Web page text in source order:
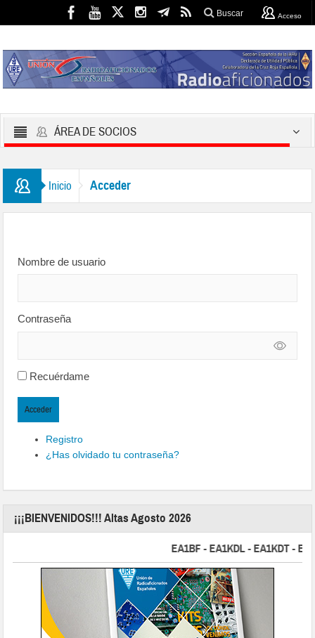
Buscar Acceso
ÁREA DE SOCIOS
Inicio Acceder
Nombre de usuario
Contraseña
Recuérdame
Acceder
Registro
¿Has olvidado tu contraseña?
¡¡¡BIENVENIDOS!!! Altas Agosto 2026
EA1BF - EA1KDL - EA1KDT -